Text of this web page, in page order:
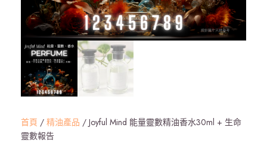
首頁 / 精油產品 / Joyful Mind 能量靈數精油香水30ml + 生命
靈數報告